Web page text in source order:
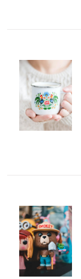
DODAJ
U
KOŠARI
CU
DODAJ
U
KOŠARI
CU